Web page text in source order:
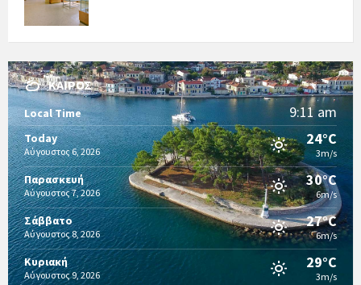
ΚΑΙΡΌΣ
Local Time 9:11 am
Today
Αύγουστος 6, 2026
24°C
3m/s
Παρασκευή
Αύγουστος 7, 2026
30°C
6m/s
Σάββατο
Αύγουστος 8, 2026
27°C
6m/s
Κυριακή
Αύγουστος 9, 2026
29°C
3m/s